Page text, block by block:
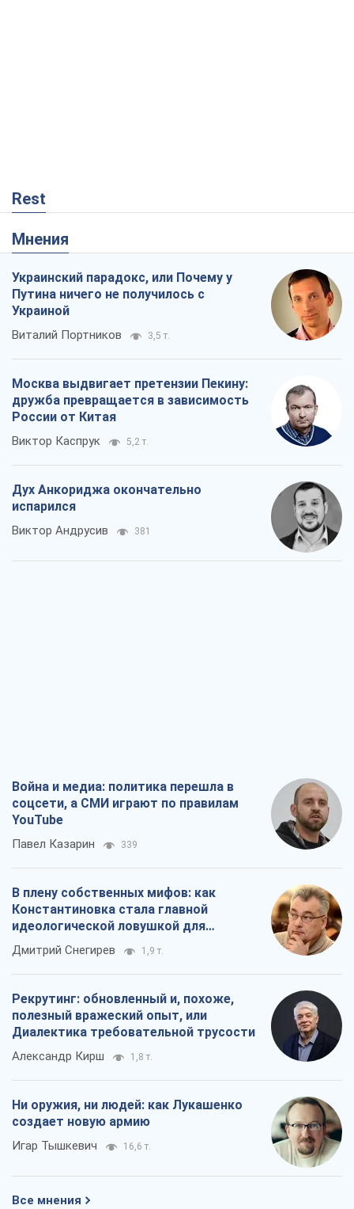
Rest
Мнения
Украинский парадокс, или Почему у
Путина ничего не получилось с
Украиной
Виталий Портников 3,5 т.
Москва выдвигает претензии Пекину:
дружба превращается в зависимость
России от Китая
Виктор Каспрук 5,2 т.
Дух Анкориджа окончательно
испарился
Виктор Андрусив 381
Война и медиа: политика перешла в
соцсети, а СМИ играют по правилам
YouTube
Павел Казарин 339
В плену собственных мифов: как
Константиновка стала главной
идеологической ловушкой для
российских оккупантов
Дмитрий Снегирев 1,9 т.
Рекрутинг: обновленный и, похоже,
полезный вражеский опыт, или
Диалектика требовательной трусости
Александр Кирш 1,8 т.
Ни оружия, ни людей: как Лукашенко
создает новую армию
Игар Тышкевич 16,6 т.
Все мнения